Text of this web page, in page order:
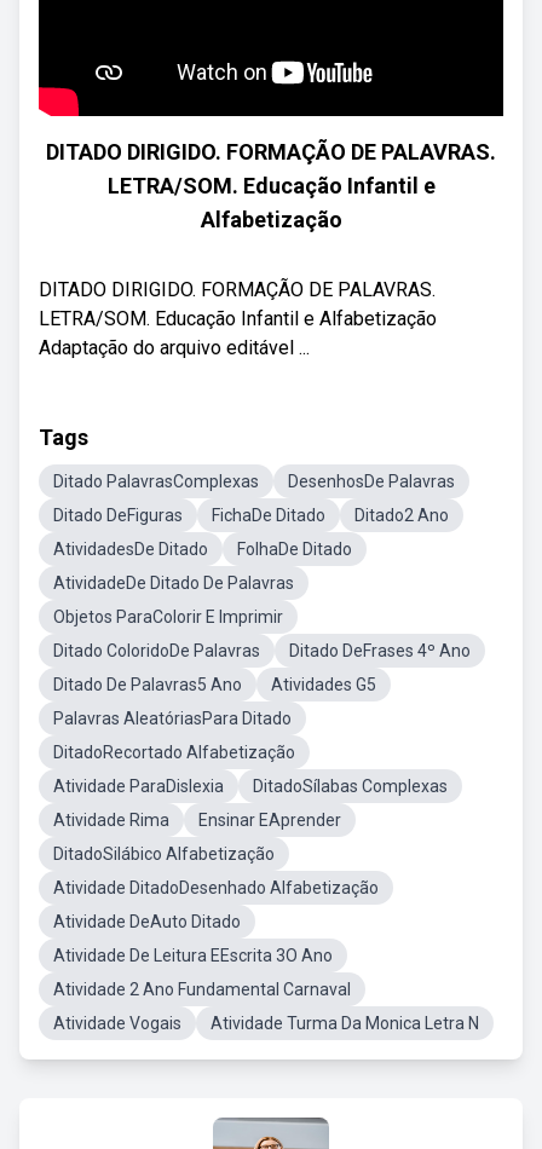
DITADO DIRIGIDO. FORMAÇÃO DE PALAVRAS.
LETRA/SOM. Educação Infantil e
Alfabetização
DITADO DIRIGIDO. FORMAÇÃO DE PALAVRAS.
LETRA/SOM. Educação Infantil e Alfabetização
Adaptação do arquivo editável ...
Tags
Ditado PalavrasComplexas
DesenhosDe Palavras
Ditado DeFiguras
FichaDe Ditado
Ditado2 Ano
AtividadesDe Ditado
FolhaDe Ditado
AtividadeDe Ditado De Palavras
Objetos ParaColorir E Imprimir
Ditado ColoridoDe Palavras
Ditado DeFrases 4º Ano
Ditado De Palavras5 Ano
Atividades G5
Palavras AleatóriasPara Ditado
DitadoRecortado Alfabetização
Atividade ParaDislexia
DitadoSílabas Complexas
Atividade Rima
Ensinar EAprender
DitadoSilábico Alfabetização
Atividade DitadoDesenhado Alfabetização
Atividade DeAuto Ditado
Atividade De Leitura EEscrita 3O Ano
Atividade 2 Ano Fundamental Carnaval
Atividade Vogais
Atividade Turma Da Monica Letra N